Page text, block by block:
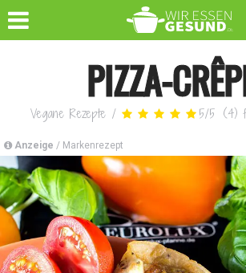
PIZZA-
Vegane Rezepte / 5/5 (4)
Anzeige / Markenrezept